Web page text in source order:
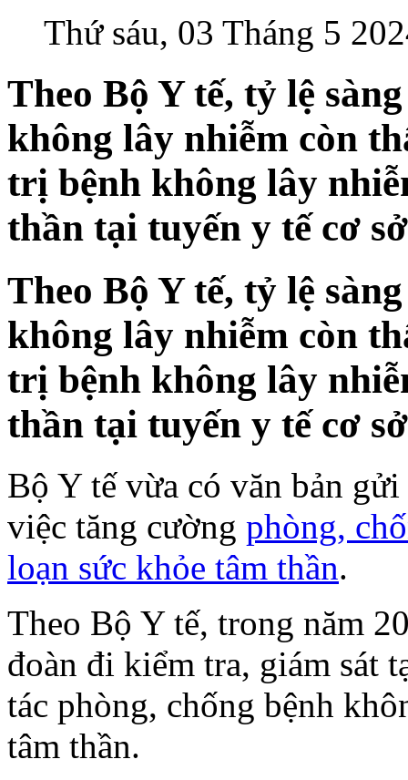
Thứ sáu, 03 Tháng 5
Theo Bộ Y tế, tỷ lệ
không lây nhiễm còn
trị bệnh không lây
thần tại tuyến y tế cơ
Theo Bộ Y tế, tỷ lệ
không lây nhiễm còn
trị bệnh không lây
thần tại tuyến y tế cơ
Bộ Y tế vừa có văn bản
việc tăng cường phòng,
loạn sức khỏe tâm thần.
Theo Bộ Y tế, trong năm
đoàn đi kiểm tra, giám sát
tác phòng, chống bệnh
tâm thần.